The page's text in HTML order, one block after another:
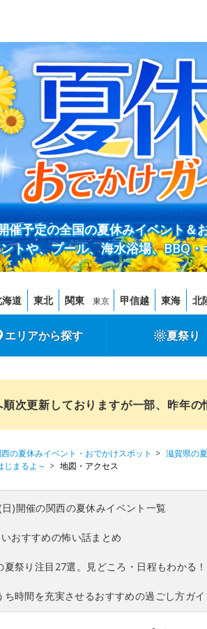
催予定の全国の夏休みイベント＆
トや、プール、海水浴場、BBQ
道 東北 関東 東京 甲信越 東海 北
エリアから探す 夏祭り
次更新しておりますが一部、昨年の
の夏休みイベント・おでかけスポット 滋賀県の
まるよ～
地図・アクセス
)開催の関西の夏休みイベント一覧
いおすすめの怖い話まとめ
夏祭り注目27選。見どころ・日程もわかる！
ち時間を充実させるおすすめの過ごし方ガイ